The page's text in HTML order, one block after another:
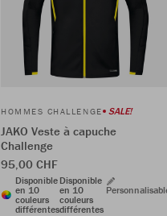
HOMMES CHALLENGE SALE!
JAKO Veste à capuche
Challenge
95,00 CHF
Disponible
en 10
couleurs
différentes
Disponible
en 10
couleurs
différentes